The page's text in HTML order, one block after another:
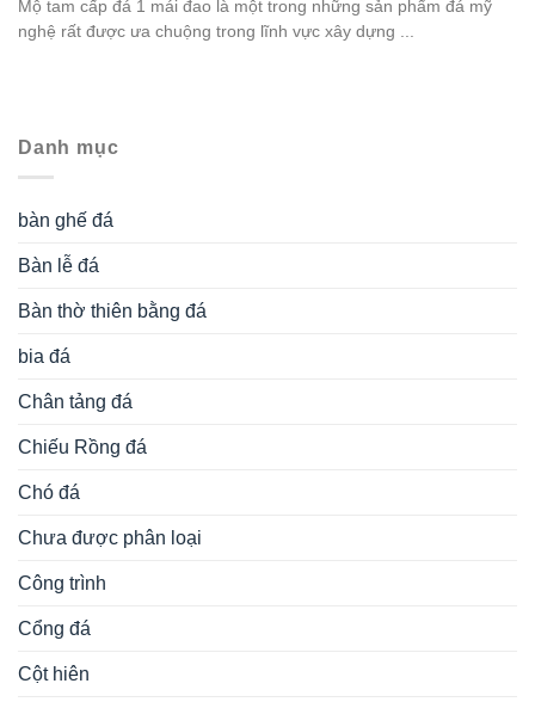
Mộ tam cấp đá 1 mái đao là một trong những sản phẩm đá mỹ
nghệ rất được ưa chuộng trong lĩnh vực xây dựng ...
Danh mục
bàn ghế đá
Bàn lễ đá
Bàn thờ thiên bằng đá
bia đá
Chân tảng đá
Chiếu Rồng đá
Chó đá
Chưa được phân loại
Công trình
Cổng đá
Cột hiên